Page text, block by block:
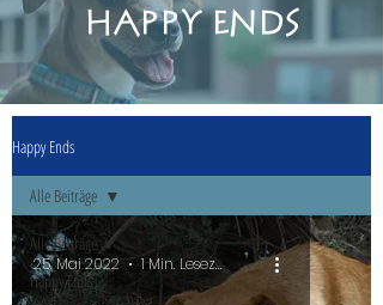
Happy Ends
Happy Ends
Alle Beiträge
Happy Ends
Alle Beiträge
25. Mai 2022 1 Min. Lesezeit